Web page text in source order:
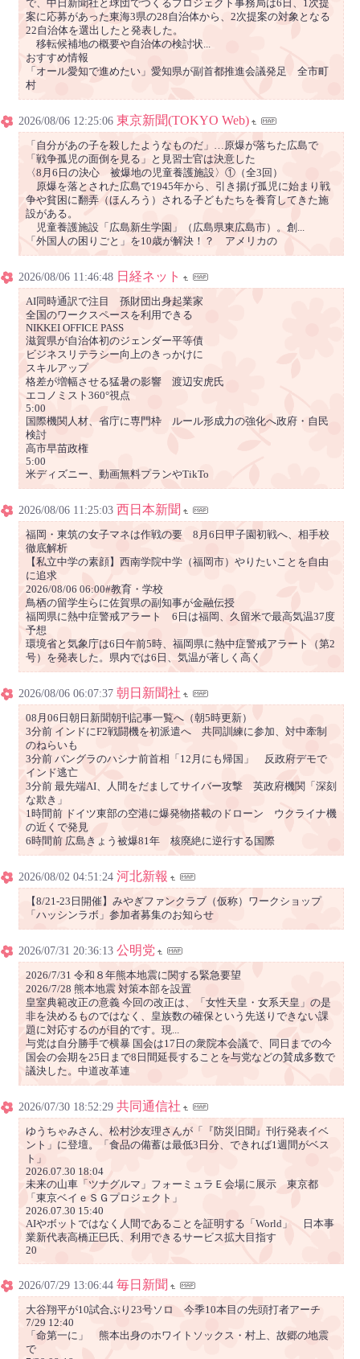
で、中日新聞社と球団でつくるプロジェクト事務局は6日、1次提
案に応募があった東海3県の28自治体から、2次提案の対象となる
22自治体を選出したと発表した。
移転候補地の概要や自治体の検討状...
おすすめ情報
「オール愛知で進めたい」愛知県が副首都推進会議発足 全市町
村
2026/08/06 12:25:06 東京新聞(TOKYO Web)
「自分があの子を殺したようなものだ」…原爆が落ちた広島で
「戦争孤児の面倒を見る」と見習士官は決意した
〈8月6日の決心 被爆地の児童養護施設〉①（全3回）
原爆を落とされた広島で1945年から、引き揚げ孤児に始まり戦
争や貧困に翻弄（ほんろう）される子どもたちを養育してきた施
設がある。
児童養護施設「広島新生学園」（広島県東広島市）。創...
「外国人の困りごと」を10歳が解決！？ アメリカの
2026/08/06 11:46:48 日経ネット
AI同時通訳で注目 孫財団出身起業家
全国のワークスペースを利用できる
NIKKEI OFFICE PASS
滋賀県が自治体初のジェンダー平等債
ビジネスリテラシー向上のきっかけに
スキルアップ
格差が増幅させる猛暑の影響 渡辺安虎氏
エコノミスト360°視点
5:00
国際機関人材、省庁に専門枠 ルール形成力の強化へ政府・自民
検討
高市早苗政権
5:00
米ディズニー、動画無料プランやTikTo
2026/08/06 11:25:03 西日本新聞
福岡・東筑の女子マネは作戦の要 8月6日甲子園初戦へ、相手校
徹底解析
【私立中学の素顔】西南学院中学（福岡市）やりたいことを自由
に追求
2026/08/06 06:00#教育・学校
鳥栖の留学生らに佐賀県の副知事が金融伝授
福岡県に熱中症警戒アラート 6日は福岡、久留米で最高気温37度
予想
環境省と気象庁は6日午前5時、福岡県に熱中症警戒アラート（第2
号）を発表した。県内では6日、気温が著しく高く
2026/08/06 06:07:37 朝日新聞社
08月06日朝日新聞朝刊記事一覧へ（朝5時更新）
3分前 インドにF2戦闘機を初派遣へ 共同訓練に参加、対中牽制
のねらいも
3分前 バングラのハシナ前首相「12月にも帰国」 反政府デモで
インド逃亡
3分前 最先端AI、人間をだましてサイバー攻撃 英政府機関「深刻
な欺き」
1時間前 ドイツ東部の空港に爆発物搭載のドローン ウクライナ機
の近くで発見
6時間前 広島きょう被爆81年 核廃絶に逆行する国際
2026/08/02 04:51:24 河北新報
【8/21-23日開催】みやぎファンクラブ（仮称）ワークショップ
「ハッシンラボ」参加者募集のお知らせ
2026/07/31 20:36:13 公明党
2026/7/31 令和８年熊本地震に関する緊急要望
2026/7/28 熊本地震 対策本部を設置
皇室典範改正の意義 今回の改正は、「女性天皇・女系天皇」の是
非を決めるものではなく、皇族数の確保という先送りできない課
題に対応するのが目的です。現...
与党は自分勝手で横暴 国会は17日の衆院本会議で、同日までの今
国会の会期を25日まで8日間延長することを与党などの賛成多数で
議決した。中道改革連
2026/07/30 18:52:29 共同通信社
ゆうちゃみさん、松村沙友理さんが「『防災旧聞』刊行発表イベ
ント」に登壇。「食品の備蓄は最低3日分、できれば1週間がベス
ト」
2026.07.30 18:04
未来の山車「ツナグルマ」フォーミュラＥ会場に展示 東京都
「東京ベイｅＳＧプロジェクト」
2026.07.30 15:40
AIやボットではなく人間であることを証明する「World」 日本事
業新代表高橋正巳氏、利用できるサービス拡大目指す
20
2026/07/29 13:06:44 毎日新聞
大谷翔平が10試合ぶり23号ソロ 今季10本目の先頭打者アーチ
7/29 12:40
「命第一に」 熊本出身のホワイトソックス・村上、故郷の地震
で